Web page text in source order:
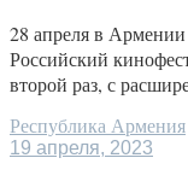
28 апреля в Армении
Российский
второй раз, с
Республика Армения
19 апреля, 2023